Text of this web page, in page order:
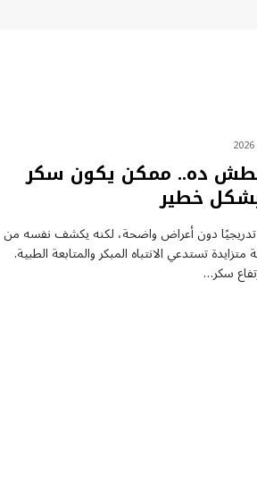
ده.. ممكن يكون سكر
بشكل خطير
تدريجيًا دون أعراض واضحة، لكنه يكشف نفسه من
تستدعي الانتباه المبكر والمتابعة الطبية.
سكر…